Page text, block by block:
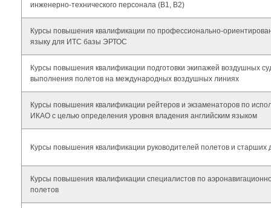
инженерно-технического персонала (В1, В2)
Курсы повышения квалификации по профессионально-
языку для ИТС базы ЭРТОС
Курсы повышения квалификации подготовки экипажей воздушных
выполнения полетов на международных воздушных линиях
Курсы повышения квалификации рейтеров и экзаменаторов по
ИКАО с целью определения уровня владения английским языком
Курсы повышения квалификации руководителей полетов и старших
Курсы повышения квалификации специалистов по
полетов